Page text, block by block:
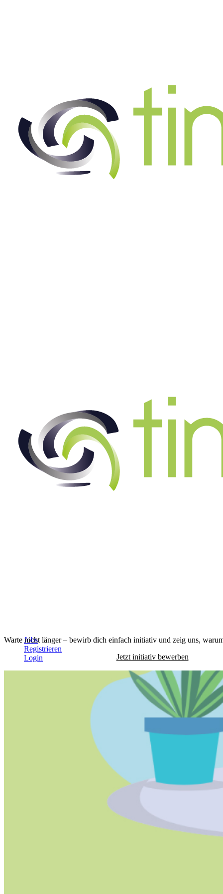
Jobs
Registrieren
Login
Warte nicht länger – bewirb dich einfach initiativ und zeig uns,
Jetzt initiativ bewerben